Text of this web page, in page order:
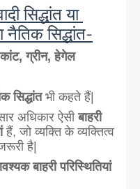
सिद्धांत या
नैतिक सिद्धांत-
ग्रीन, हेगेल
सिद्धांत भी कहते हैं|
अधिकार ऐसी बाहरी
हैं, जो व्यक्ति के व्यक्तित्व
है|
बाहरी परिस्थितियां